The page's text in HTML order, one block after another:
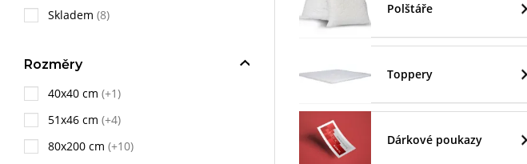
Polštáře
Toppery
Dárkové poukazy
Skladem (8)
Rozměry
40x40 cm (+1)
51x46 cm (+4)
80x200 cm (+10)